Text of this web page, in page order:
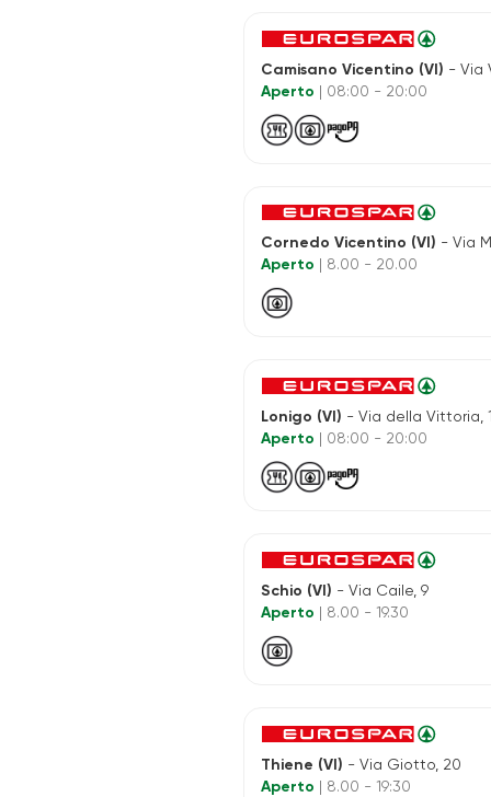
Camisano Vicentino (VI) - Via
Aperto
| 08:00 - 20:00
Cornedo Vicentino (VI) - Via
Aperto
| 8.00 - 20.00
Lonigo (VI) - Via della Vittoria,
Aperto
| 08:00 - 20:00
Schio (VI) - Via Caile, 9
Aperto
| 8.00 - 19.30
Thiene (VI) - Via Giotto, 20
Aperto
| 8.00 - 19:30